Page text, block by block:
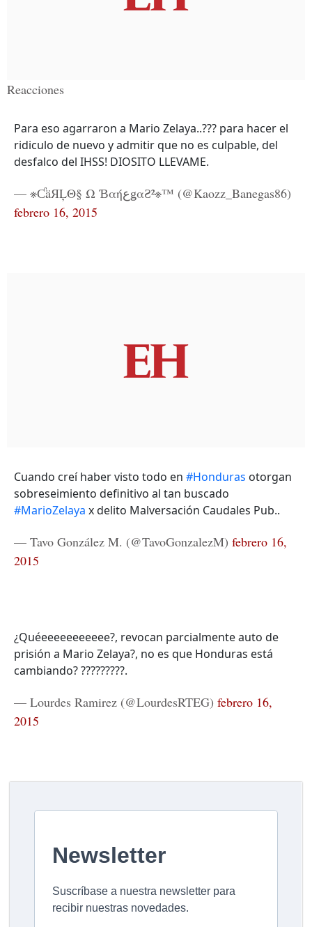
Reacciones
Para eso agarraron a Mario Zelaya..??? para hacer el
ridiculo de nuevo y admitir que no es culpable, del
desfalco del IHSS! DIOSITO LLEVAME.
— ※ƇäЯĻΘ§ Ω ƁαήعǥαƧ²※™ (@Kaozz_Banegas86)
febrero 16, 2015
Cuando creí haber visto todo en #Honduras otorgan
sobreseimiento definitivo al tan buscado
#MarioZelaya x delito Malversación Caudales Pub..
— Tavo González M. (@TavoGonzalezM) febrero 16,
2015
¿Quéeeeeeeeeeee?, revocan parcialmente auto de
prisión a Mario Zelaya?, no es que Honduras está
cambiando? ?????????.
— Lourdes Ramirez (@LourdesRTEG) febrero 16,
2015